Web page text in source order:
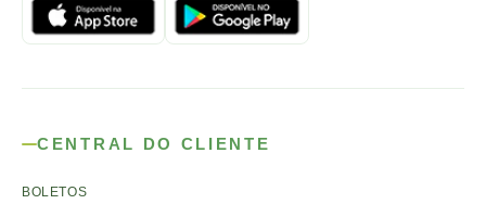
CENTRAL DO CLIENTE
BOLETOS